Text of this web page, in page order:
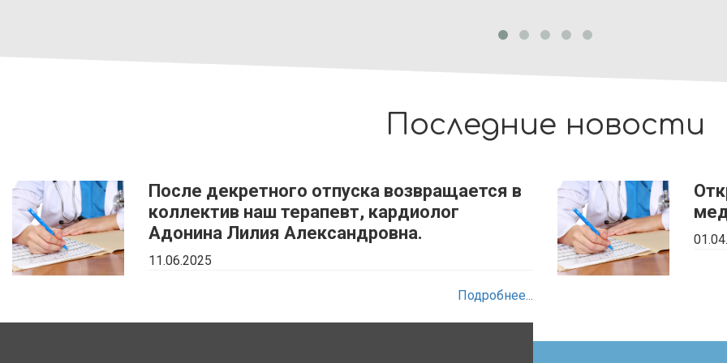
Последние новости
После декретного отпуска возвращается в
коллектив наш терапевт, кардиолог
Адонина Лилия Александровна.
11.06.2025
Подробнее...